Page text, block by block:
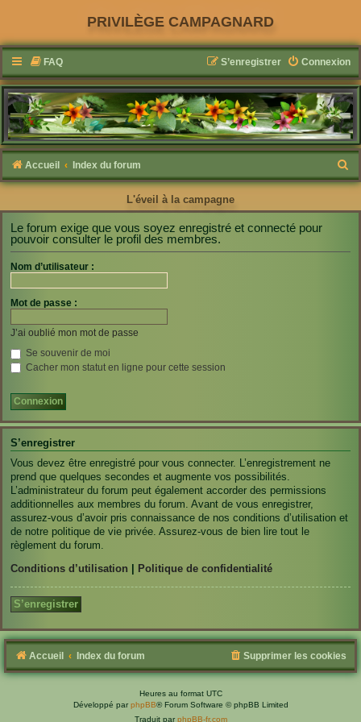
PRIVILÈGE CAMPAGNARD
FAQ Connexion
S’enregistrer
Accueil Index du forum
e
L'éveil à la campagne
Le forum exige que vous soyez enregistré et connecté pour
pouvoir consulter le profil des membres.
Nom d’utilisateur :
Mot de passe :
J’ai oublié mon mot de passe
Se souvenir de moi
Cacher mon statut en ligne pour cette session
S’enregistrer
Vous devez être enregistré pour vous connecter. L’enregistrement ne
prend que quelques secondes et augmente vos possibilités.
L’administrateur du forum peut également accorder des permissions
additionnelles aux membres du forum. Avant de vous enregistrer,
assurez-vous d’avoir pris connaissance de nos conditions d’utilisation et
de notre politique de vie privée. Assurez-vous de bien lire tout le
règlement du forum.
Conditions d’utilisation Politique de confidentialité
S’enregistrer
Accueil Index du forum Supprimer les cookies
Heures au format UTC
Développé par phpBB® Forum Software © phpBB Limited
Traduit par phpBB-fr.com